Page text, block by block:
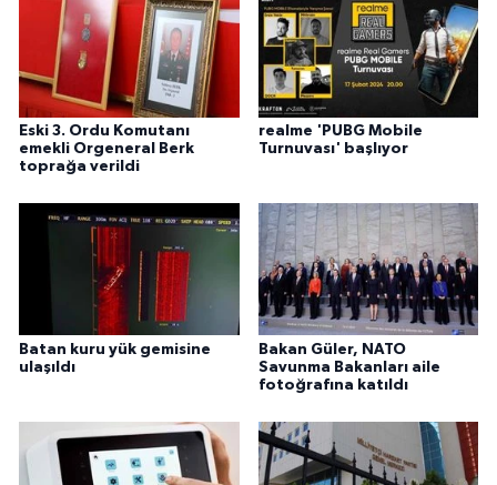
Eski 3. Ordu Komutanı
emekli Orgeneral Berk
toprağa verildi
realme 'PUBG Mobile
Turnuvası' başlıyor
Batan kuru yük gemisine
ulaşıldı
Bakan Güler, NATO
Savunma Bakanları aile
fotoğrafına katıldı